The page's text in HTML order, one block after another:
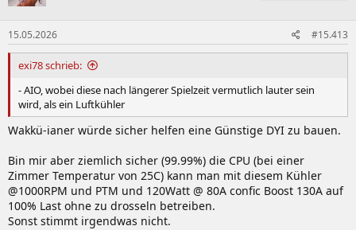
15.05.2026 #15.413
exi78 schrieb:
- AIO, wobei diese nach längerer Spielzeit vermutlich lauter sein
wird, als ein Luftkühler
Wakkü-ianer würde sicher helfen eine Günstige DYI zu bauen.
Bin mir aber ziemlich sicher (99.99%) die CPU (bei einer
Zimmer Temperatur von 25C) kann man mit diesem Kühler
@1000RPM und PTM und 120Watt @ 80A confic Boost 130A auf
100% Last ohne zu drosseln betreiben.
Sonst stimmt irgendwas nicht.